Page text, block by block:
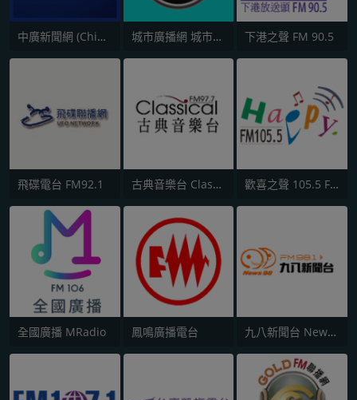
中廣新聞網 (China Broadcast News) 城市廣播網 城市廣播 98.3 FM 下港之聲 FM 90.5
飛碟電台 FM92.1 古典音樂台 Classical FM 97.7 歡喜之聲 105.5 FM
全國廣播 MRadio 鳳鳴廣播電台 九八新聞台 News98 FM 98.1